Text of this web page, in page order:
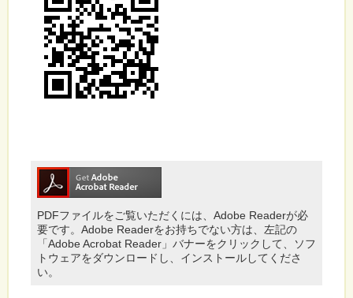
PDFファイルをご覧いただくには、Adobe Readerが必
要です。Adobe Readerをお持ちでない方は、左記の
「Adobe Acrobat Reader」バナーをクリックして、ソフ
トウェアをダウンロードし、インストールしてくださ
い。